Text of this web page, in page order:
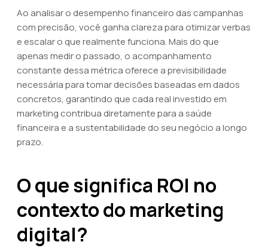
Ao analisar o desempenho financeiro das campanhas
com precisão, você ganha clareza para otimizar verbas
e escalar o que realmente funciona. Mais do que
apenas medir o passado, o acompanhamento
constante dessa métrica oferece a previsibilidade
necessária para tomar decisões baseadas em dados
concretos, garantindo que cada real investido em
marketing contribua diretamente para a saúde
financeira e a sustentabilidade do seu negócio a longo
prazo.
O que significa ROI no
contexto do marketing
digital?